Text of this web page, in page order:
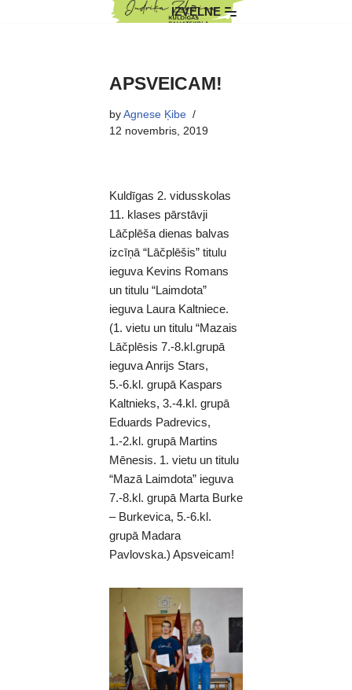
IZVĒLNE
APSVEICAM!
by Agnese Ķibe
12 novembris, 2019
Kuldīgas 2. vidusskolas
11. klases pārstāvji
Lāčplēša dienas balvas
izcīņā “Lāčplēšis” titulu
ieguva Kevins Romans
un titulu “Laimdota”
ieguva Laura Kaltniece.
(1. vietu un titulu “Mazais
Lāčplēsis 7.-8.kl.grupā
ieguva Anrijs Stars,
5.-6.kl. grupā Kaspars
Kaltnieks, 3.-4.kl. grupā
Eduards Padrevics,
1.-2.kl. grupā Martins
Mēnesis. 1. vietu un titulu
“Mazā Laimdota” ieguva
7.-8.kl. grupā Marta Burke
– Burkevica, 5.-6.kl.
grupā Madara
Pavlovska.) Apsveicam!